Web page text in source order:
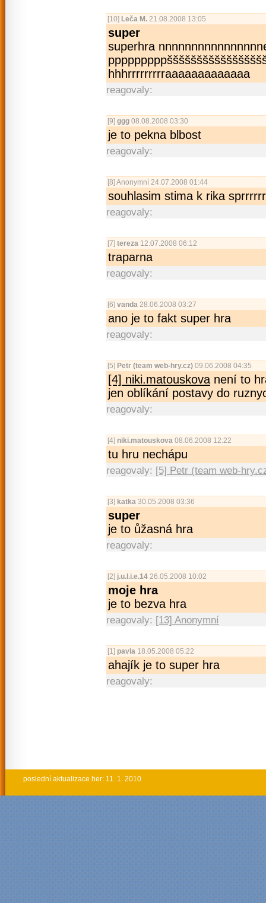
[10] Leča M. 21.08.2008 13:05
super
superhra
hhhrrrrrrrrra­aaaaaaaaaaaa
reagovaly:
[9] ggg 08.08.2008 03:30
je to pekna blbost
reagovaly:
[8]Anonymní 24.07.2008 01:44
souhlasim stima k rika
reagovaly:
[7] tereza 12.07.2008 06:12
traparna
reagovaly:
[6] vanda 28.06.2008 03:27
ano je to fakt super hra
reagovaly:
[5] Petr (team web-hry.cz) 09.06.2008 04:35
[4] niki.matouskova není to
jen oblíkání postavy do
reagovaly:
[4] niki.matouskova 08.06.2008 12:22
tu hru nechápu
reagovaly: [5] Petr (team web-
[3] katka 30.05.2008 03:36
super
je to ůžasná hra
reagovaly:
[2] j.u.l.i.e.14 26.05.2008 10:02
moje hra
je to bezva hra
reagovaly: [13] Anonymní
[1] pavla 18.05.2008 05:22
ahajík je to super hra
reagovaly:
poslední aktualizace her: 11. 1. 2010